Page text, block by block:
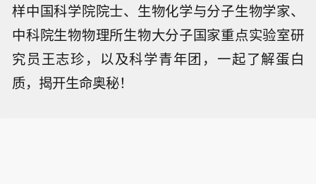
样中国科学院院士、生物化学与分子生物学家、
中科院生物物理所生物大分子国家重点实验室研
究员王志珍，以及科学青年团，一起了解蛋白
质，揭开生命奥秘！